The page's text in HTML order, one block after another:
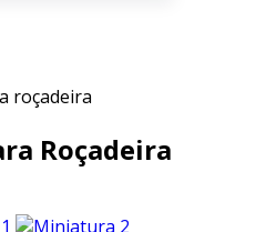
roçadeira
Roçadeira